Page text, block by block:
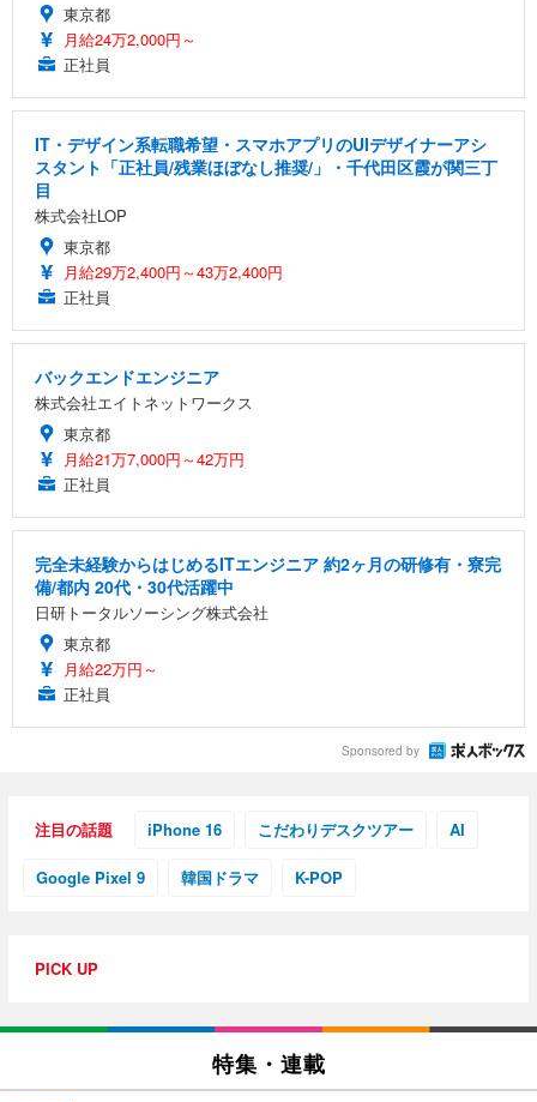
東京都
月給24万2,000円～
正社員
IT・デザイン系転職希望・スマホアプリのUIデザイナーアシ
スタント「正社員/残業ほぼなし推奨/」・千代田区霞が関三丁
目
株式会社LOP
東京都
月給29万2,400円～43万2,400円
正社員
バックエンドエンジニア
株式会社エイトネットワークス
東京都
月給21万7,000円～42万円
正社員
完全未経験からはじめるITエンジニア 約2ヶ月の研修有・寮完
備/都内 20代・30代活躍中
日研トータルソーシング株式会社
東京都
月給22万円～
正社員
Sponsored by
注目の話題 iPhone 16 こだわりデスクツアー AI
Google Pixel 9 韓国ドラマ K-POP
PICK UP
特集・連載